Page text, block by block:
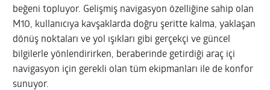
beğeni topluyor. Gelişmiş navigasyon özelliğine sahip olan
M10, kullanıcıya kavşaklarda doğru şeritte kalma, yaklaşan
dönüş noktaları ve yol ışıkları gibi gerçekçi ve güncel
bilgilerle yönlendirirken, beraberinde getirdiği araç içi
navigasyon için gerekli olan tüm ekipmanları ile de konfor
sunuyor.